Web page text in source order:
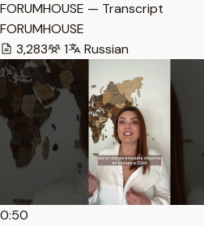
FORUMHOUSE — Transcript
FORUMHOUSE
3,283
1 Russian
0:50